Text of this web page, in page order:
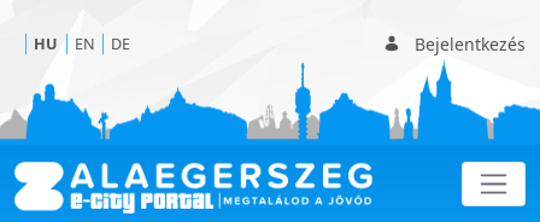
Bejelentkezés
HU EN DE